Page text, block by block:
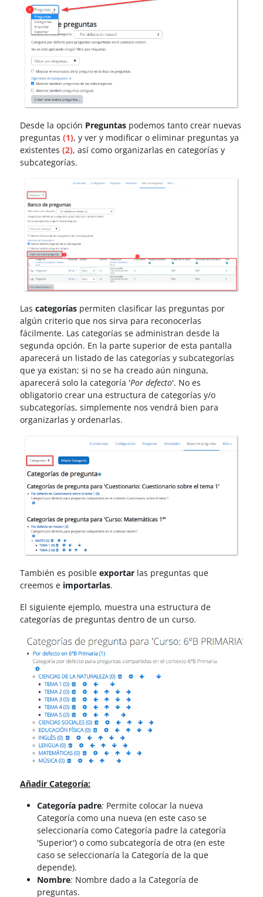
Desde la opción Preguntas podemos tanto crear nuevas
preguntas (1), y ver y modificar o eliminar preguntas ya
existentes (2), así como organizarlas en categorías y
subcategorías.
Las categorías permiten clasificar las preguntas por
algún criterio que nos sirva para reconocerlas
fácilmente. Las categorías se administran desde la
segunda opción. En la parte superior de esta pantalla
aparecerá un listado de las categorías y subcategorías
que ya existan; si no se ha creado aún ninguna,
aparecerá solo la categoría 'Por defecto'. No es
obligatorio crear una estructura de categorías y/o
subcategorías, simplemente nos vendrá bien para
organizarlas y ordenarlas.
También es posible exportar las preguntas que
creemos e importarlas.
El siguiente ejemplo, muestra una estructura de
categorías de preguntas dentro de un curso.
Añadir Categoría:
Categoría padre: Permite colocar la nueva
Categoría como una nueva (en este caso se
seleccionaría como Categoría padre la categoría
'Superior') o como subcategoría de otra (en este
caso se seleccionaría la Categoría de la que
depende).
Nombre: Nombre dado a la Categoría de
preguntas.